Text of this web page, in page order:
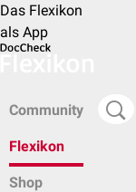
Das Flexikon
als App
Community
Flexikon
Shop